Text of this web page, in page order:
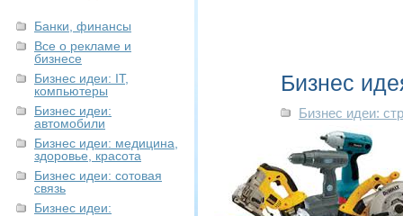
Банки, финансы
Все о рекламе и
бизнесе
Бизнес идеи: IT,
компьютеры
Бизнес идеи:
автомобили
Бизнес идеи: медицина,
здоровье, красота
Бизнес идеи: сотовая
связь
Бизнес идеи:
Бизнес
Бизнес идеи: